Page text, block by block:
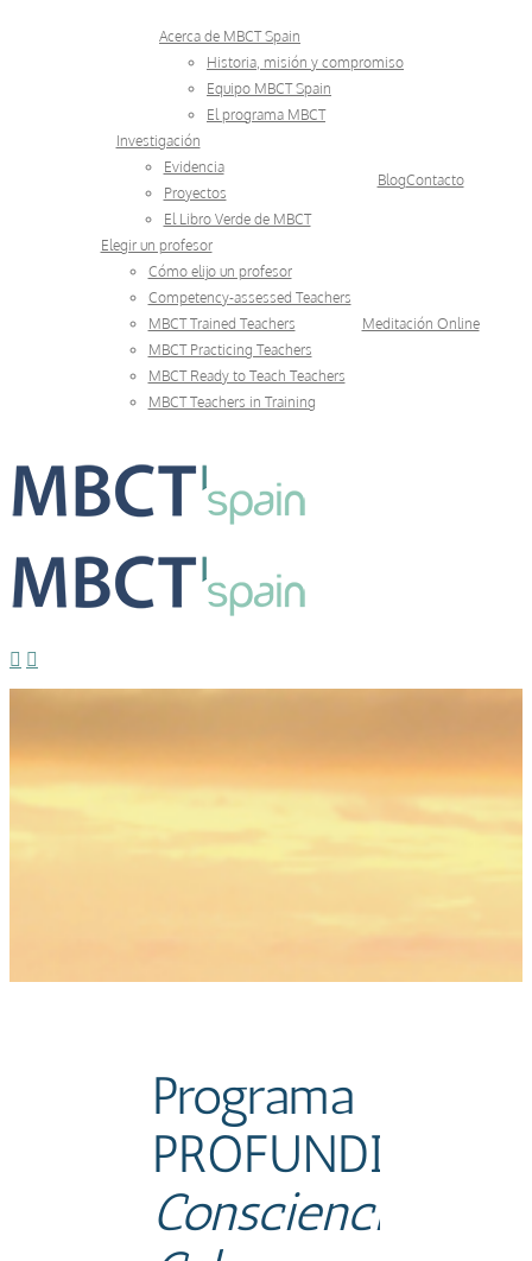
Acerca de MBCT Spain
Historia, misión y compromiso
Equipo MBCT Spain
El programa MBCT
Investigación
Evidencia
Proyectos
El Libro Verde de MBCT
BlogContacto
Elegir un profesor
Cómo elijo un profesor
Competency-assessed Teachers
MBCT Trained Teachers
MBCT Practicing Teachers
MBCT Ready to Teach Teachers
MBCT Teachers in Training
Meditación Online
Programa
Consciencia.